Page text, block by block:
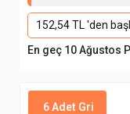
152,54 TL 'den
En geç 10 Ağustos
6 Adet Gri